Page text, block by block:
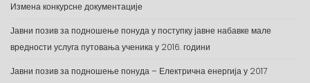
Измена конкурсне документације
Јавни позив за подношење понуда у поступку јавне набавке мале
вредности услуга путовања ученика у 2016. години
Јавни позив за подношење понуда – Електрична енергија у 2017